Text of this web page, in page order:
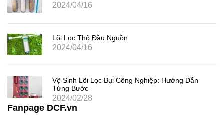
2024/04/16
Lõi Lọc Thô Đầu Nguồn
2024/04/16
Vệ Sinh Lõi Lọc Bụi Công Nghiệp: Hướng Dẫn
Từng Bước
2024/02/28
Fanpage DCF.vn